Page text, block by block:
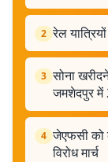
2 रेल
3 सोना
जमशेदपुर में
4 जेएफसी को
विरोध मार्च